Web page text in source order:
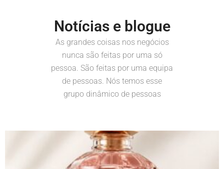
Notícias e blogue
As grandes coisas nos negócios
nunca são feitas por uma só
pessoa. São feitas por uma equipa
de pessoas. Nós temos esse
grupo dinâmico de pessoas